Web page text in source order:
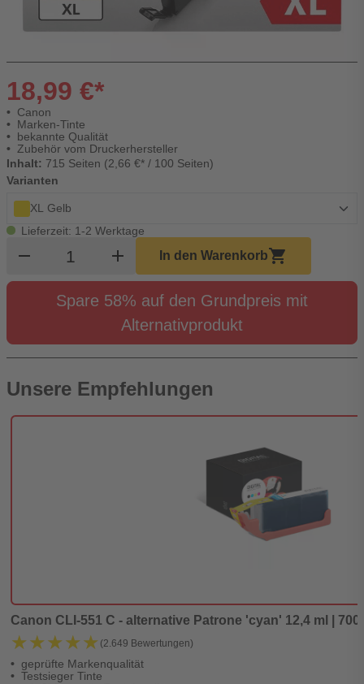
18,99 €*
Canon
Marken-Tinte
bekannte Qualität
Zubehör vom Druckerhersteller
Inhalt: 715 Seiten (2,66 €* / 100 Seiten)
Varianten
XL Gelb
Lieferzeit: 1-2 Werktage
remove Produkt Warenkorb Menge
add In den Warenkorbshopping_cart
Spare 58% auf den Grundpreis mit
Alternativprodukt
Unsere Empfehlungen
Canon CLI-551 C - alternative Patrone 'cyan' 12,4 ml |
★★★★★
★★★★★ (2.649 Bewertungen)
geprüfte Markenqualität
Testsieger Tinte